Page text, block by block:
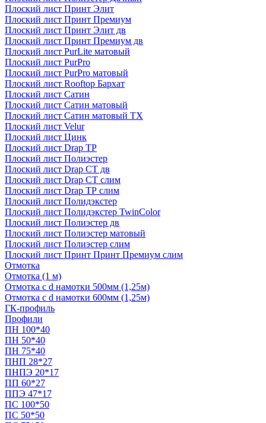
Плоский лист Принт Элит
Плоский лист Принт Премиум
Плоский лист Принт Элит дв
Плоский лист Принт Премиум дв
Плоский лист PurLite матовый
Плоский лист PurPro
Плоский лист PurPro матовый
Плоский лист Rooftop Бархат
Плоский лист Сатин
Плоский лист Сатин матовый
Плоский лист Сатин матовый TX
Плоский лист Velur
Плоский лист Цинк
Плоский лист Drap ТР
Плоский лист Полиэстер
Плоский лист Drap СТ дв
Плоский лист Drap СТ слим
Плоский лист Drap ТР слим
Плоский лист Полидэкстер
Плоский лист Полидэкстер TwinColor
Плоский лист Полиэстер дв
Плоский лист Полиэстер матовый
Плоский лист Полиэстер слим
Плоский лист Принт Принт Премиум слим
Отмотка
Отмотка (1 м)
Отмотка с d намотки 500мм (1,25м)
Отмотка с d намотки 600мм (1,25м)
ГК-профиль
Профили
ПН 100*40
ПН 50*40
ПН 75*40
ПНП 28*27
ПНПЭ 20*17
ПП 60*27
ППЭ 47*17
ПС 100*50
ПС 50*50